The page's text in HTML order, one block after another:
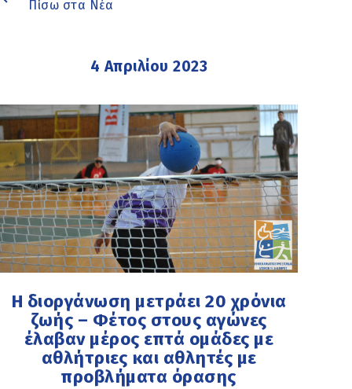
Πίσω στα Νέα
4 Απριλίου 2023
Η διοργάνωση μετράει 20 χρόνια
ζωής – Φέτος στους αγώνες
έλαβαν μέρος επτά ομάδες με
αθλήτριες και αθλητές με
προβλήματα όρασης